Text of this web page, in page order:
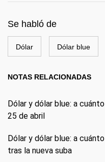
Se habló de
Dólar Dólar blue
NOTAS RELACIONADAS
Dólar y dólar blue: a
25 de abril
Dólar y dólar blue: a
tras la nueva suba